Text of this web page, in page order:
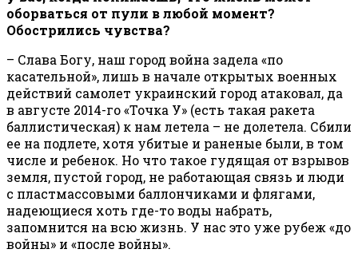
оборваться от пули в любой момент?
Обострились чувства?
– Слава Богу, наш город война задела «по
касательной», лишь в начале открытых военных
действий самолет украинский город атаковал, да
в августе 2014-го «Точка У» (есть такая ракета
баллистическая) к нам летела – не долетела. Сбили
ее на подлете, хотя убитые и раненые были, в том
числе и ребенок. Но что такое гудящая от взрывов
земля, пустой город, не работающая связь и люди
с пластмассовыми баллончиками и флягами,
надеющиеся хоть где-то воды набрать,
запомнится на всю жизнь. У нас это уже рубеж «до
войны» и «после войны».